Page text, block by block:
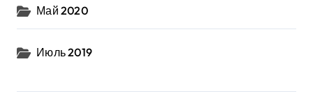
Май 2020
Июль 2019